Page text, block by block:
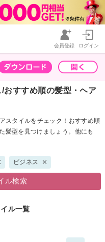
会員登録 ログイン
おすすめ順の髪型・ヘア
スタイルをチェック！おすすめ順
髪型を見つけましょう。他にも
ビジネス
ル検索
ル一覧